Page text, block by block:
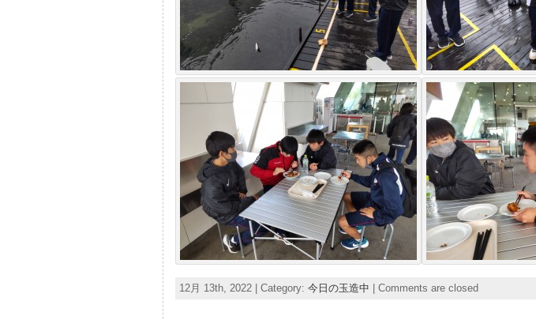
12月 13th, 2022 | Category: 今日の玉造中 | Comments are closed